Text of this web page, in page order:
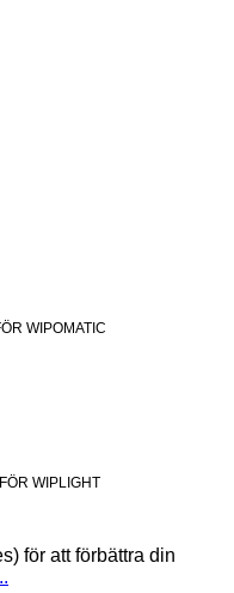
WIPOMATIC
WIPLIGHT
för att förbättra din